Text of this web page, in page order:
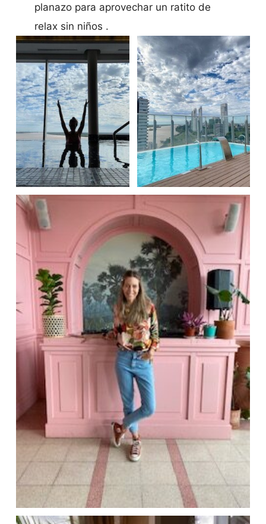
planazo para aprovechar un ratito de
relax sin niños .